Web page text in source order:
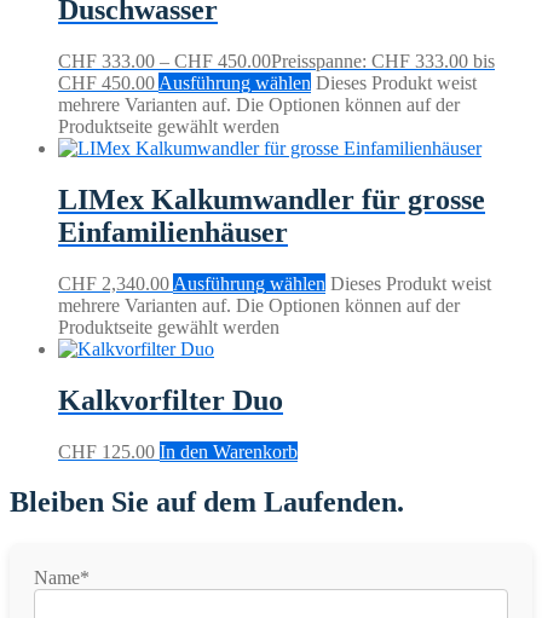
Duschwasser
CHF 333.00 – CHF 450.00Preisspanne: CHF 333.00 bis
CHF 450.00 Ausführung wählen Dieses Produkt weist
mehrere Varianten auf. Die Optionen können auf der
Produktseite gewählt werden
LIMex Kalkumwandler für grosse
Einfamilienhäuser
CHF 2,340.00 Ausführung wählen Dieses Produkt weist
mehrere Varianten auf. Die Optionen können auf der
Produktseite gewählt werden
Kalkvorfilter Duo
CHF 125.00 In den Warenkorb
Bleiben Sie auf dem Laufenden.
Name*